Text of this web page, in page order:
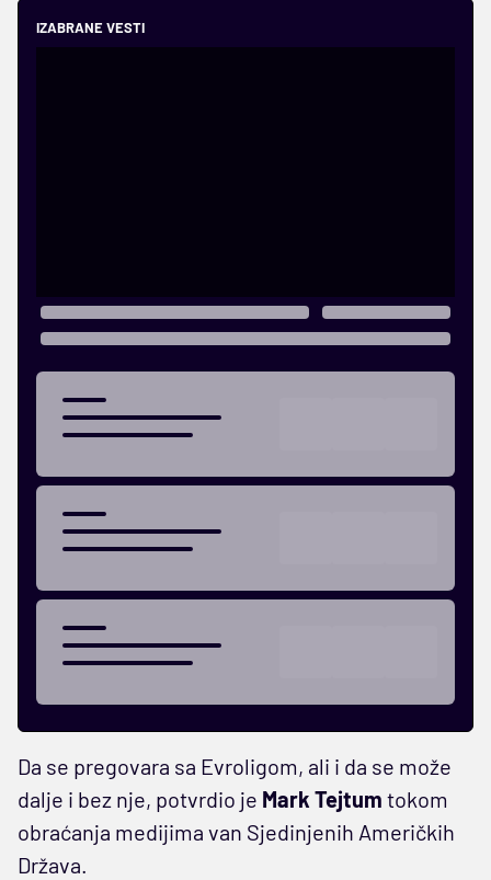
IZABRANE VESTI
Da se pregovara sa Evroligom, ali i da se može
dalje i bez nje, potvrdio je Mark Tejtum tokom
obraćanja medijima van Sjedinjenih Američkih
Država.